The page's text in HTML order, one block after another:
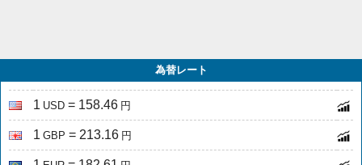
為替レート
1 USD = 158.46 円
1 GBP = 213.16 円